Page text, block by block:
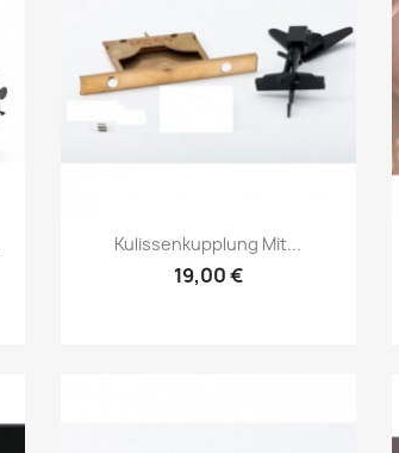
Vorschau
Kulissenkupplung Mit...
19,00 €